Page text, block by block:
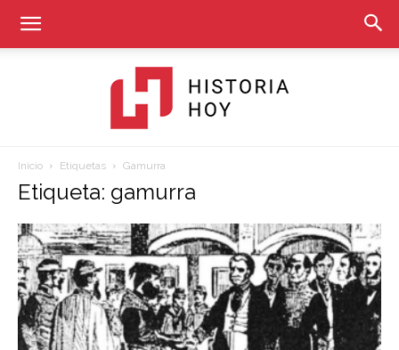
Hoy
Inicio Etiquetas Gamurra
Etiqueta: gamurra